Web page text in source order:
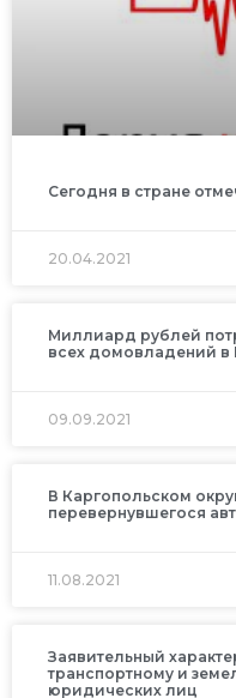
Сегодня в стране
20.04.2021
Миллиард рублей
всех домовладений
09.09.2021
В Каргопольском
перевернувшегося
11.08.2021
Заявительный
транспортному и
юридических лиц